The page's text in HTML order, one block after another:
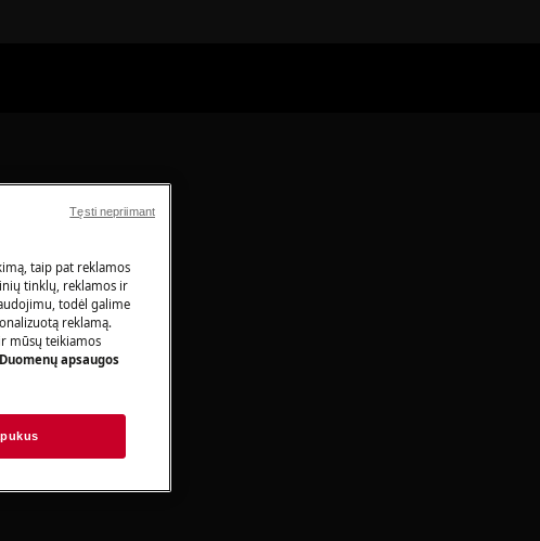
taip pat reklamos
tinklų, reklamos ir
todėl galime
reklamą.
mūsų teikiamos
Duomenų apsaugos
Tęsti nepriimant